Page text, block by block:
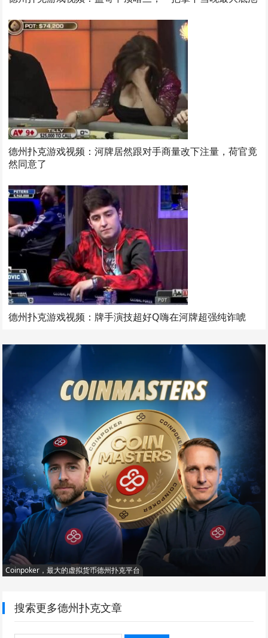
德州扑克游戏视频：河牌居然跟对手商量改下注量，荷官竟
然同意了
德州扑克游戏视频：牌手演技超好Q嗨在河牌超强纯诈唬
Coinpoker，最大的虚拟货币德州扑克平台
搜索更多德州扑克文章